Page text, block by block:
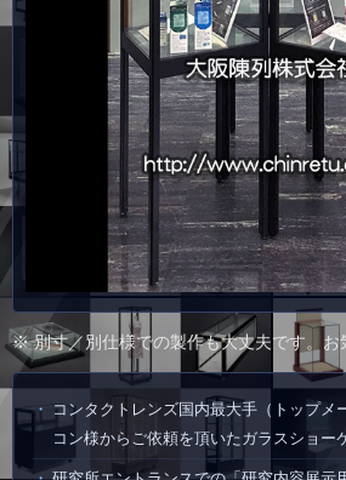
※ 別寸／別仕様での製作も大丈夫です。お
コンタクトレンズ国内最大手（トップメ
コン様からご依頼を頂いたガラスショー